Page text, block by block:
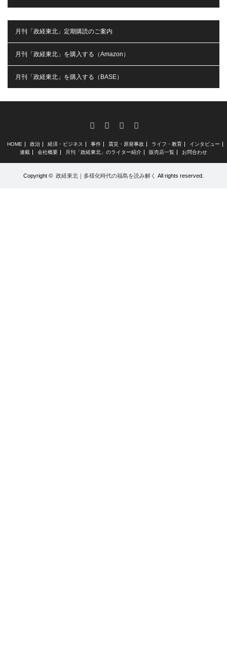
月刊「政経東北」定期購読のご案内
月刊「政経東北」を購入する（Amazon）
月刊「政経東北」を購入する（BASE）
FacebookInstagram
RSS
HOME 政治 経済・ビジネス 事件 震災・原発事故 ライフ・教育
インタビュー
連載
会社概要 月刊「政経東北」のライター紹介 販売店一覧 お問合わせ
Copyright © 政経東北｜多様化時代の福島を読み解く All rights reserved.